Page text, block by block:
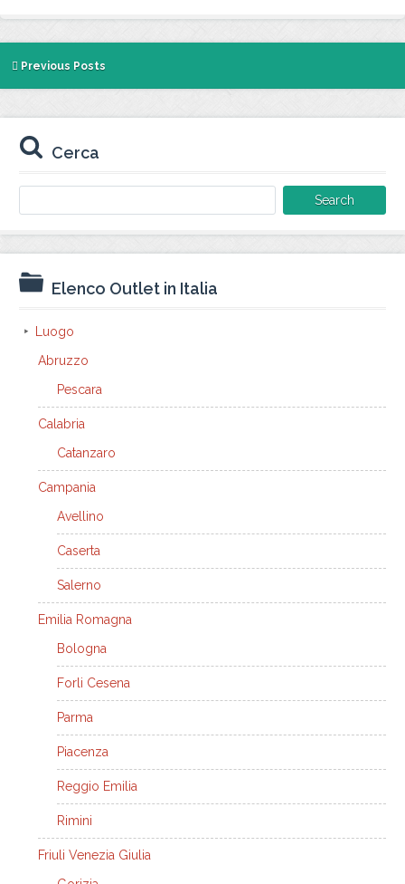
Previous Posts
Cerca
for:
Elenco Outlet in Italia
Luogo
Abruzzo
Pescara
Calabria
Catanzaro
Campania
Avellino
Caserta
Salerno
Emilia Romagna
Bologna
Forli Cesena
Parma
Piacenza
Reggio Emilia
Rimini
Friuli Venezia Giulia